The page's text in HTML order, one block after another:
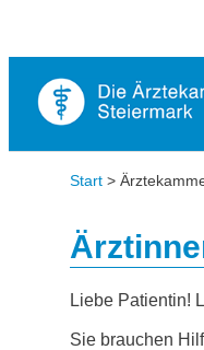
Start >
Liebe Patientin!
Sie brauchen